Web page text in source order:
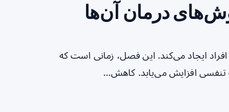
درمان آن‌ها
ایجاد می‌کند. این فصل، زمانی است که
تنفسی افزایش می‌یابد. کاهش…